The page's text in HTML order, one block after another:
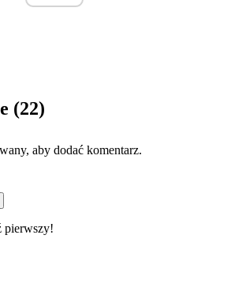
(22)
aby dodać komentarz.
pierwszy!